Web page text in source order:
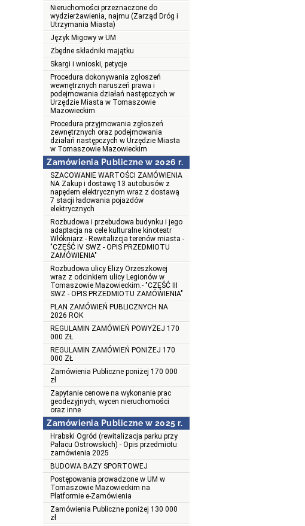
Nieruchomości przeznaczone do
wydzierżawienia, najmu (Zarząd Dróg i
Utrzymania Miasta)
Język Migowy w UM
Zbędne składniki majątku
Skargi i wnioski, petycje
Procedura dokonywania zgłoszeń
wewnętrznych naruszeń prawa i
podejmowania działań następczych w
Urzędzie Miasta w Tomaszowie
Mazowieckim
Procedura przyjmowania zgłoszeń
zewnętrznych oraz podejmowania
działań następczych w Urzędzie Miasta
w Tomaszowie Mazowieckim
Zamówienia Publiczne w 2026 r.
SZACOWANIE WARTOŚCI ZAMÓWIENIA
NA Zakup i dostawę 13 autobusów z
napędem elektrycznym wraz z dostawą
7 stacji ładowania pojazdów
elektrycznych
Rozbudowa i przebudowa budynku i jego
adaptacja na cele kulturalne kinoteatr
Włókniarz - Rewitalizcja terenów miasta -
"CZĘŚĆ IV SWZ - OPIS PRZEDMIOTU
ZAMÓWIENIA"
Rozbudowa ulicy Elizy Orzeszkowej
wraz z odcinkiem ulicy Legionów w
Tomaszowie Mazowieckim.- "CZĘŚĆ III
SWZ - OPIS PRZEDMIOTU ZAMÓWIENIA"
PLAN ZAMÓWIEŃ PUBLICZNYCH NA
2026 ROK
REGULAMIN ZAMÓWIEŃ POWYŻEJ 170
000 ZŁ
REGULAMIN ZAMÓWIEŃ PONIŻEJ 170
000 ZŁ
Zamówienia Publiczne poniżej 170 000
zł
Zapytanie cenowe na wykonanie prac
geodezyjnych, wycen nieruchomości
oraz inne
Zamówienia Publiczne w 2025 r.
Hrabski Ogród (rewitalizacja parku przy
Pałacu Ostrowskich) - Opis przedmiotu
zamówienia 2025
BUDOWA BAZY SPORTOWEJ
Postępowania prowadzone w UM w
Tomaszowie Mazowieckim na
Platformie e-Zamówienia
Zamówienia Publiczne poniżej 130 000
zł